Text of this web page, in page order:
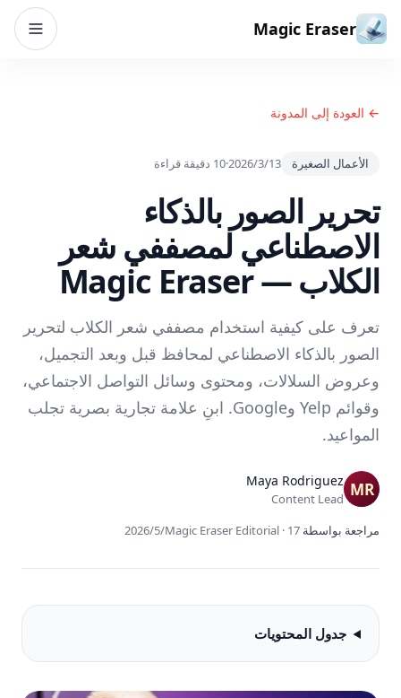
تخطي إلى المحتوى
Magic Eraser
← العودة إلى المدونة
الأعمال الصغيرة 13‏/3‏/2026
·
10 دقيقة قراءة
تحرير الصور بالذكاء
الاصطناعي لمصففي شعر
الكلاب — Magic Eraser
تعرف على كيفية استخدام مصففي شعر الكلاب لتحرير
الصور بالذكاء الاصطناعي لمحافظ قبل وبعد التجميل،
وعروض السلالات، ومحتوى وسائل التواصل الاجتماعي،
وقوائم Yelp وGoogle. ابنِ علامة تجارية بصرية تجلب
المواعيد.
Maya Rodriguez
Content Lead
مراجعة بواسطة
Magic Eraser Editorial · 17‏/5‏/2026
جدول المحتويات